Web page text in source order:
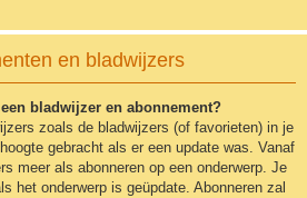
en bladwijzers
bladwijzer en abonnement?
zoals de bladwijzers (of favorieten) in je
gebracht als er een update was. Vanaf
meer als abonneren op een onderwerp. Je
het onderwerp is geüpdate. Abonneren zal